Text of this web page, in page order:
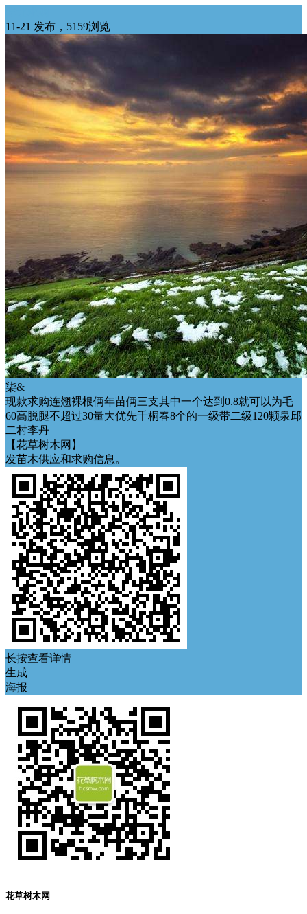
11-21 发布，5159浏览
柒&
现款求购连翘裸根俩年苗俩三支其中一个达到0.8就可以为毛
60高脱腿不超过30量大优先千桐春8个的一级带二级120颗泉邱
二村李丹
【花草树木网】
发苗木供应和求购信息。
长按查看详情
生成
海报
花草树木网